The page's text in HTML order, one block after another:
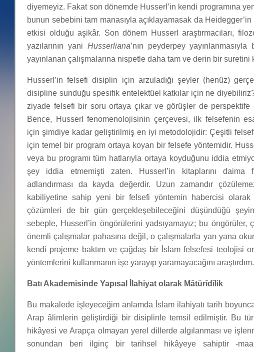
diyemeyiz. Fakat son dönemde Husserl’in kendi programına
bunun sebebini tam manasıyla açıklayamasak da Heidegger’in
etkisi olduğu aşikâr. Son dönem Husserl araştırmacıları,
yazılarının yani Husserliana’nın peyderpey
yayınlanan çalışmalarına nispetle daha tam ve derin bir suretini
Husserl’in felsefi disiplin için arzuladığı şeyler (henüz)
disipline sunduğu spesifik entelektüel katkılar için ne
ziyade felsefi bir soru ortaya çıkar ve görüşler de perspektife
Bence, Husserl fenomenolojisinin çerçevesi, ilk felsefenin
için şimdiye kadar geliştirilmiş en iyi metodolojidir: Çeşitli
için temel bir program ortaya koyan bir felsefe yöntemidir.
veya bu programı tüm hatlarıyla ortaya koyduğunu iddia
şey iddia etmemişti zaten. Husserl’in kitaplarını daima
adlandırması da kayda değerdir. Uzun zamandır
kabiliyetine sahip yeni bir felsefi yöntemin habercisi olarak
çözümleri de bir gün gerçekleşebileceğini düşündüğü
sebeple, Husserl’in öngörülerini yadsıyamayız; bu
önemli çalışmalar pahasına değil, o çalışmalarla yan yana
kendi projeme baktım ve çağdaş bir İslam felsefesi teolojisi
yöntemlerini kullanmanın işe yarayıp yaramayacağını araştırdım.
Batı Akademisinde Yapısal İlahiyat olarak Mâtürîdîlik
Bu makalede işleyeceğim anlamda İslam ilahiyatı tarih
Arap âlimlerin geliştirdiği bir disiplinle temsil edilmiştir. Bu
hikâyesi ve Arapça olmayan yerel dillerde algılanması ve
sonundan beri ilginç bir tarihsel hikâyeye sahiptir -